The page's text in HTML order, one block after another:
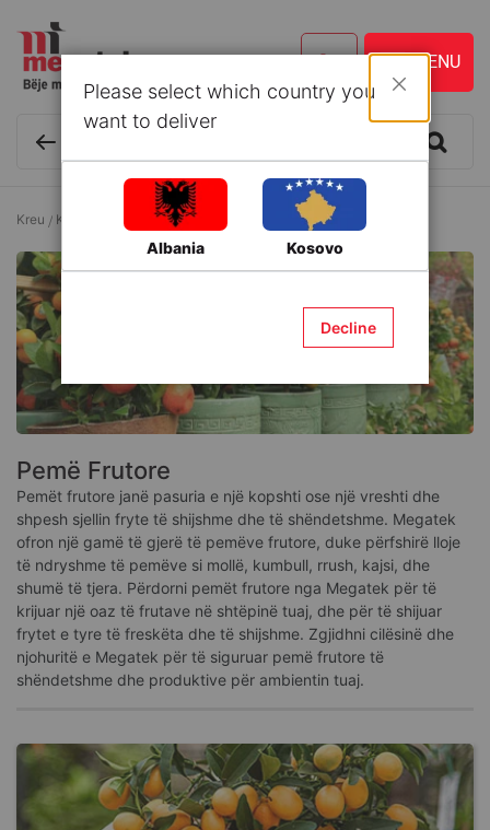
Kreu Kopshtaria Pemë Frutore
Pemë Frutore
Pemët frutore janë pasuria e një kopshti ose një vreshti dhe
shpesh sjellin fryte të shijshme dhe të shëndetshme. Megatek
ofron një gamë të gjerë të pemëve frutore, duke përfshirë lloje
të ndryshme të pemëve si mollë, kumbull, rrush, kajsi, dhe
shumë të tjera. Përdorni pemët frutore nga Megatek për të
krijuar një oaz të frutave në shtëpinë tuaj, dhe për të shijuar
frytet e tyre të freskëta dhe të shijshme. Zgjidhni cilësinë dhe
njohuritë e Megatek për të siguruar pemë frutore të
shëndetshme dhe produktive për ambientin tuaj.
Please select which country you
want to deliver
Albania Kosovo
Decline